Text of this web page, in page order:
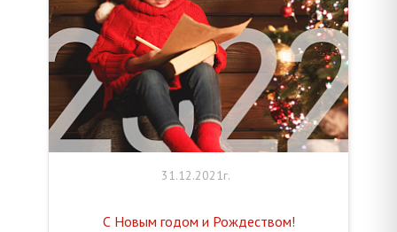
31.12.2021г.
С Новым годом и Рождеством!